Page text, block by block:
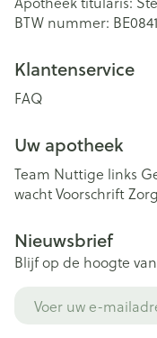
BTW nummer:
Klantenservice
FAQ
Uw apotheek
Team Nuttige links
wachtVoorschrift
Nieuwsbrief
Blijf op de hoogte